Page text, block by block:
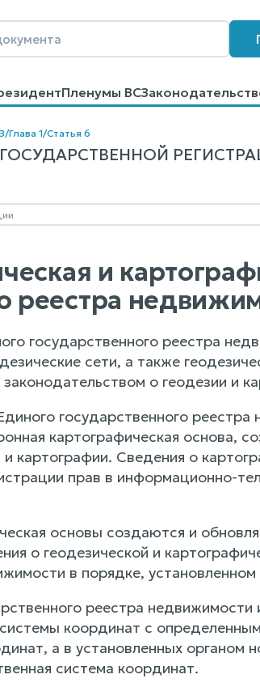
Пленумы ВС
ПомощьПоиск
/Глава 1/Статья 6
и
реестра
государственного реестра
сети, а также
о геодезии и
государственного
картографическая основа,
картографии. Сведения о
прав в информационно-
основы создаются и
о геодезической и
в порядке,
реестра
координат с
а в установленных органом
система координат.